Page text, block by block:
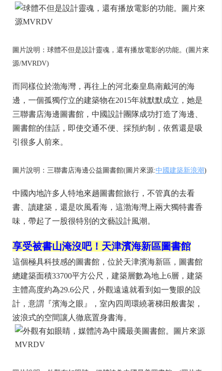
圖片說明：球體不但是設計靈魂，還有播放電影的功能。(圖片來
源/MVRDV)
而同樣位於渤海灣，再往上的河北秦皇島南戴河的海
邊，一個孤獨佇立的建築物在2015年就默默成立，她是
三聯書店海邊圖書館，中國設計團隊成功打造了海邊、
圖書館的佳話，即使交通不便、採預約制，依舊還是吸
引很多人前來。
圖片說明：三聯書店海邊公益圖書館(圖片來源:中國建築新浪潮)
中國內地許多人特地來趟圖書館旅行，不管真的去看
書、讀建築，還是吹風看海，這渤海灣上兩大獨特書香
味，帶起了一股很特別的文藝設計風潮。
享受被書山淹沒吧！天津濱海新區圖書館
這個極具科技感的圖書館，位於天津濱海新區，圖書館
總建築面積33700平方公尺，建築層數為地上6層，建築
主體高度約為29.6公尺，外觀遠遠就看到如一隻眼的設
計，意謂『濱海之眼』，室內四周環繞著梯田般書架，
波浪式的空間讓人徹底置身書海。